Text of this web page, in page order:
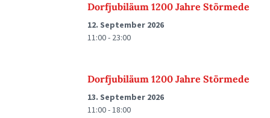
Dorfjubiläum 1200 Jahre Störmede
12. September 2026
11:00 - 23:00
Dorfjubiläum 1200 Jahre Störmede
13. September 2026
11:00 - 18:00